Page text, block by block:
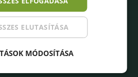
ELUTASÍTÁSA
MÓDOSÍTÁSA